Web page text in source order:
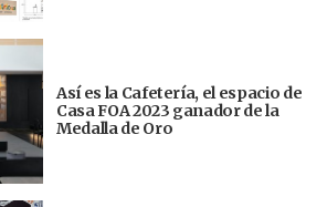
Así es la Cafetería, el espacio de
Casa FOA 2023 ganador de la
Medalla de Oro